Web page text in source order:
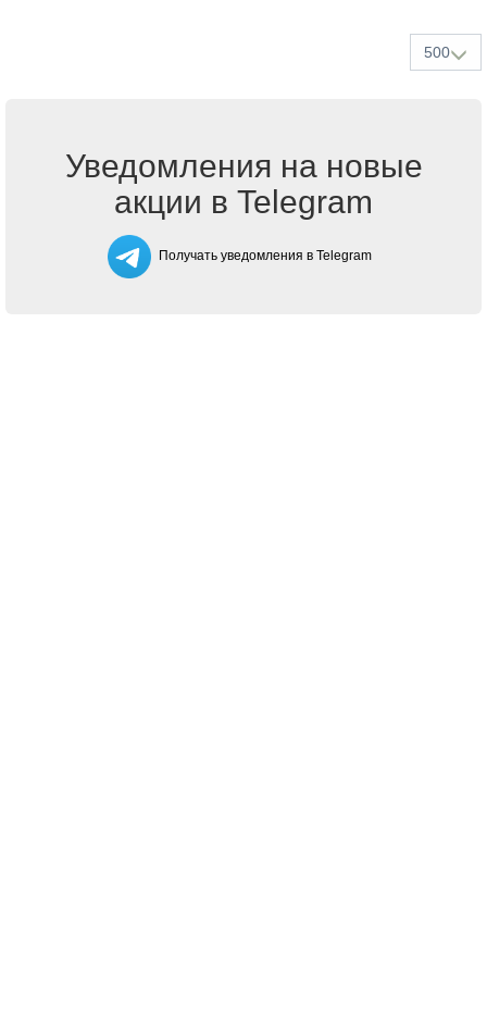
500
Уведомления на новые
акции в Telegram
Получать уведомления в Telegram